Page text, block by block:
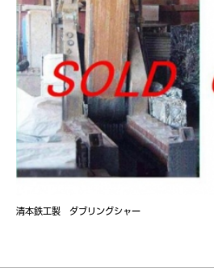
清本鉄工製 ダブリングシャー